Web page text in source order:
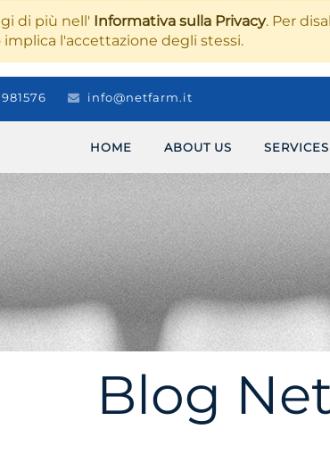
di più nell' Informativa sulla Privacy. Per
l'accettazione degli stessi.
info@netfarm.it
HOME ABOUT US SERVICES
Blog